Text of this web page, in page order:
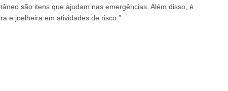
são itens que ajudam nas emergências. Além disso, é
e joelheira em atividades de risco.”